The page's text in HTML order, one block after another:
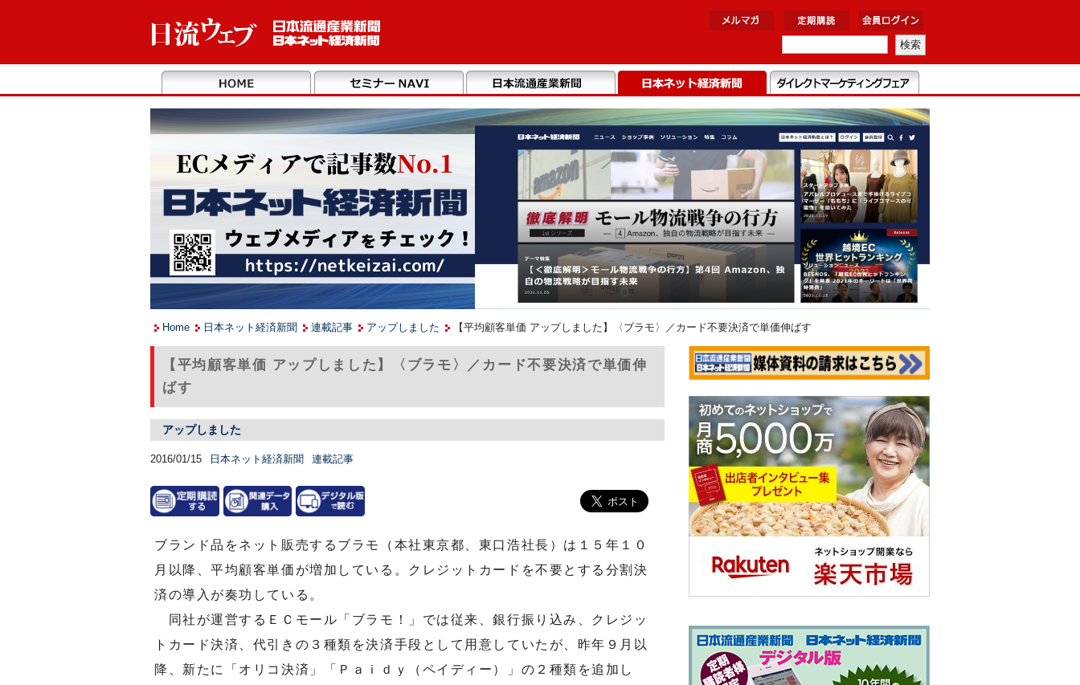
Home 日本ネット経済新聞 連載記事 アップしました 【平均顧客単価 アップしました】〈ブラモ〉／カード不要決済で単価伸ばす
【平均顧客単価 アップしました】〈ブラモ〉／カード不要決済で単価伸
ばす
アップしました
2016/01/15 日本ネット経済新聞 連載記事
ブランド品をネット販売するブラモ（本社東京都、東口浩社長）は１５年１０
月以降、平均顧客単価が増加している。クレジットカードを不要とする分割決
済の導入が奏功している。
同社が運営するＥＣモール「ブラモ！」では従来、銀行振り込み、クレジッ
トカード決済、代引きの３種類を決済手段として用意していたが、昨年９月以
降、新たに「オリコ決済」「Ｐａｉｄｙ（ペイディー）」の２種類を追加し